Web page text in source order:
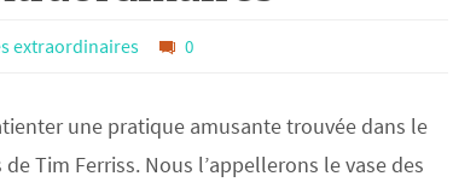
extraordinaires 0
une pratique amusante trouvée dans le
Tim Ferriss. Nous l’appellerons le vase des